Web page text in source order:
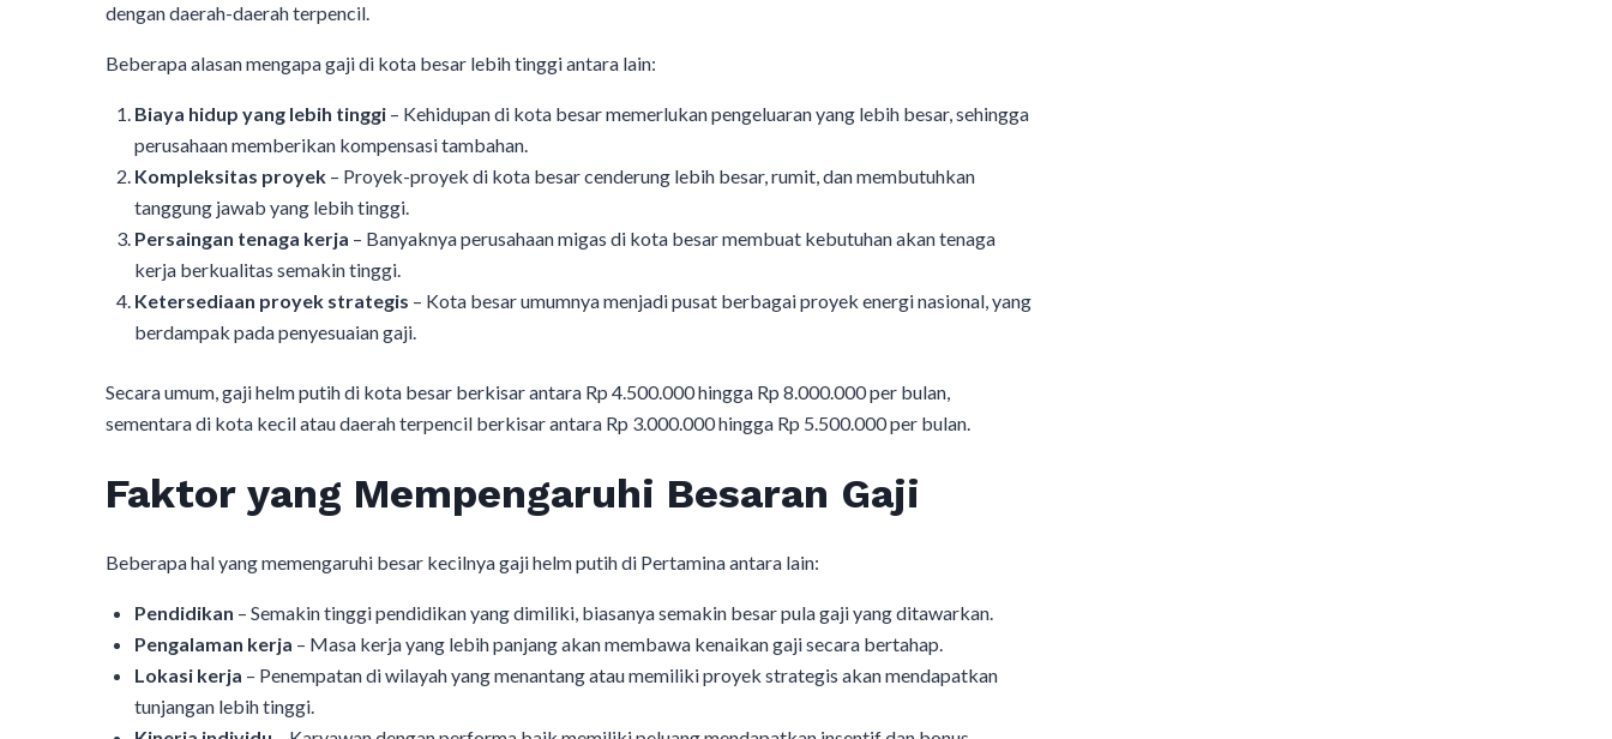
dengan daerah-daerah terpencil.
Beberapa alasan mengapa gaji di kota besar lebih tinggi antara lain:
Biaya hidup yang lebih tinggi – Kehidupan di kota besar memerlukan pengeluaran yang lebih besar, sehingga
perusahaan memberikan kompensasi tambahan.
Kompleksitas proyek – Proyek-proyek di kota besar cenderung lebih besar, rumit, dan membutuhkan
tanggung jawab yang lebih tinggi.
Persaingan tenaga kerja – Banyaknya perusahaan migas di kota besar membuat kebutuhan akan tenaga
kerja berkualitas semakin tinggi.
Ketersediaan proyek strategis – Kota besar umumnya menjadi pusat berbagai proyek energi nasional, yang
berdampak pada penyesuaian gaji.
Secara umum, gaji helm putih di kota besar berkisar antara Rp 4.500.000 hingga Rp 8.000.000 per bulan,
sementara di kota kecil atau daerah terpencil berkisar antara Rp 3.000.000 hingga Rp 5.500.000 per bulan.
Faktor yang Mempengaruhi Besaran Gaji
Beberapa hal yang memengaruhi besar kecilnya gaji helm putih di Pertamina antara lain:
Pendidikan – Semakin tinggi pendidikan yang dimiliki, biasanya semakin besar pula gaji yang ditawarkan.
Pengalaman kerja – Masa kerja yang lebih panjang akan membawa kenaikan gaji secara bertahap.
Lokasi kerja – Penempatan di wilayah yang menantang atau memiliki proyek strategis akan mendapatkan
tunjangan lebih tinggi.